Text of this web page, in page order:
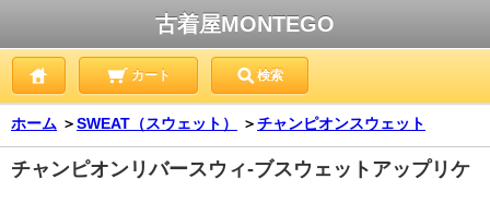
古着屋MONTEGO
カート 検索
ホーム ＞SWEAT（スウェット） ＞チャンピオンスウェット
チャンピオンリバースウィ-ブスウェットアップリケ